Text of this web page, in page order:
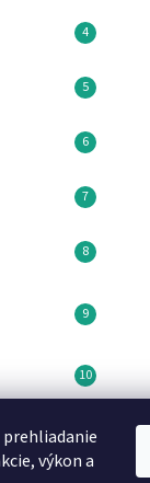
výkon a
SK